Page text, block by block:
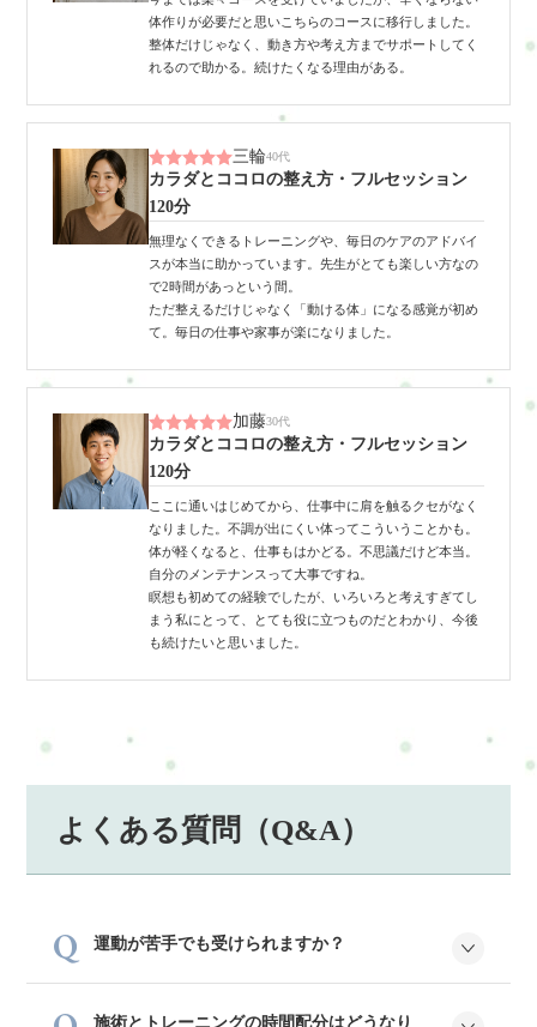
体作りが必要だと思いこちらのコースに移行しました。
整体だけじゃなく、動き方や考え方までサポートしてく
れるので助かる。続けたくなる理由がある。
三輪40代
カラダとココロの整え方・フルセッション
120分
無理なくできるトレーニングや、毎日のケアのアドバイ
スが本当に助かっています。先生がとても楽しい方なの
で2時間があっという間。
ただ整えるだけじゃなく「動ける体」になる感覚が初め
て。毎日の仕事や家事が楽になりました。
加藤30代
カラダとココロの整え方・フルセッション
120分
ここに通いはじめてから、仕事中に肩を触るクセがなく
なりました。不調が出にくい体ってこういうことかも。
体が軽くなると、仕事もはかどる。不思議だけど本当。
自分のメンテナンスって大事ですね。
瞑想も初めての経験でしたが、いろいろと考えすぎてし
まう私にとって、とても役に立つものだとわかり、今後
も続けたいと思いました。
よくある質問（Q&A）
運動が苦手でも受けられますか？
施術とトレーニングの時間配分はどうなり